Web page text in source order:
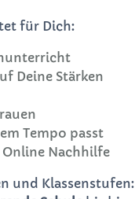
für Dich:
Deine Stärken
Tempo passt
Online Nachhilfe
und Klassenstufen: